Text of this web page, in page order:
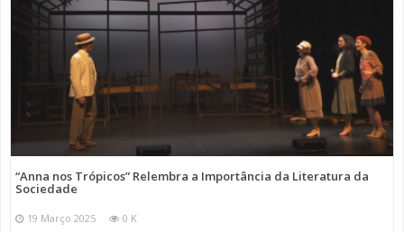
“Anna nos Trópicos” Relembra a Importância da Literatura da
Sociedade
19 Março 2025 0 K